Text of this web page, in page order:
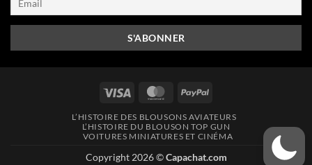
Visa MasterCardPayPal
L’HISTOIRE DES BLOUSONS AVIATEURS
L’HISTOIRE DU BLOUSON TOP GUN
VOITURES MINIATURES ET CINÉMA
Copyright 2026 ©Capachat.com